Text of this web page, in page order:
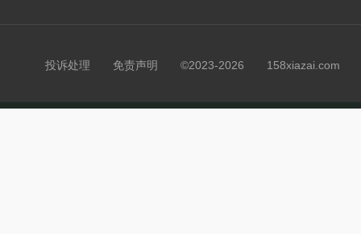
投诉处理 免责声明 ©2023-2026